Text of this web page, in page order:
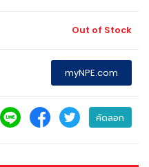
Out of Stock
myNPE.com
คัดลอก